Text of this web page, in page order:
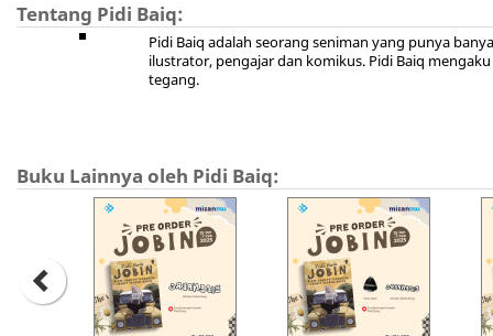
Tentang Pidi Baiq:
Pidi Baiq adalah seorang seniman yang punya
ilustrator, pengajar dan komikus. Pidi Baiq
tegang.
Buku Lainnya oleh Pidi Baiq: